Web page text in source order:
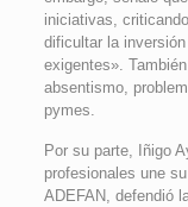
iniciativas,
dificultar la
exigentes».
absentismo,
pymes.
Por su parte, Iñigo
profesionales une
ADEFAN, defendió